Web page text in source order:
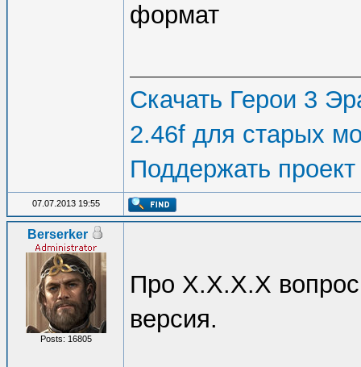
формат
Скачать Герои 3
2.46f для старых
Поддержать проект
07.07.2013 19:55
Berserker
Posts: 16805
Про Х.Х.Х.Х
версия.